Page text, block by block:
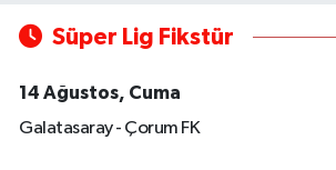
Süper Lig Fikstür
14 Ağustos, Cuma
Galatasaray - Çorum FK